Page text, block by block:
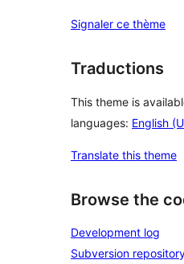
Signaler ce thème
Traductions
This theme is
languages: English
Translate this theme
Browse the
Development log
Subversion